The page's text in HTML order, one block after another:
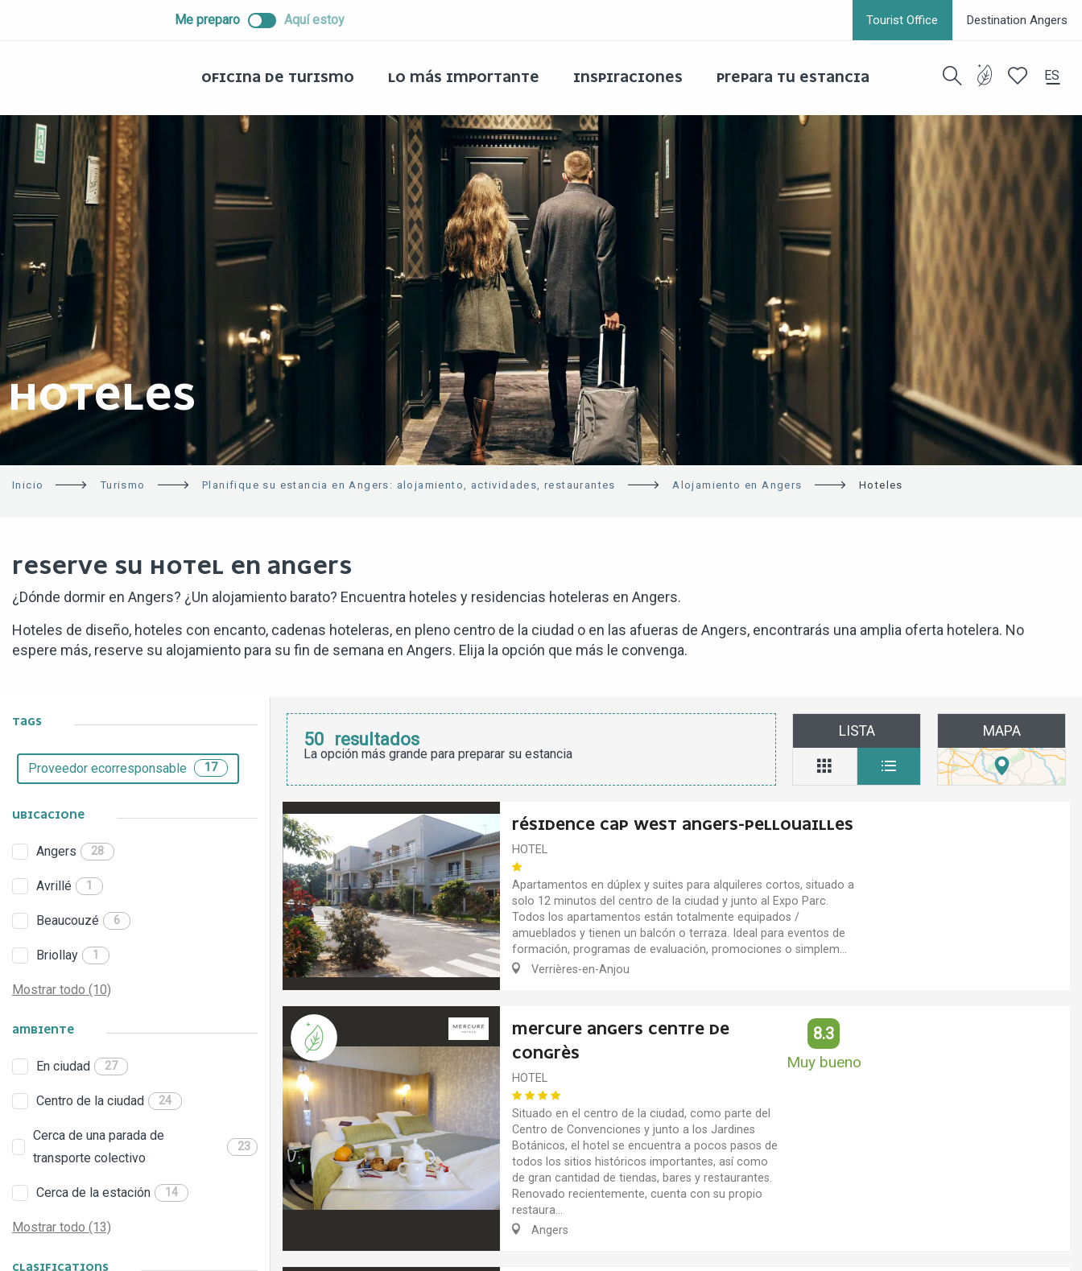
ES
Me preparo Aquí estoy Tourist Office Destination Angers
OFICINA DE TURISMO LO MÁS IMPORTANTE INSPIRACIONES PREPARA TU ESTANCIA
HOTELES
Inicio Turismo Planifique su estancia en Angers: alojamiento, actividades, restaurantes Alojamiento en Angers Hoteles
RESERVE SU HOTEL EN ANGERS
¿Dónde dormir en Angers? ¿Un alojamiento barato? Encuentra hoteles y residencias hoteleras en Angers.
Hoteles de diseño, hoteles con encanto, cadenas hoteleras, en pleno centro de la ciudad o en las afueras de Angers, encontrarás una amplia oferta hotelera. No
espere más, reserve su alojamiento para su fin de semana en Angers. Elija la opción que más le convenga.
TAGS
Proveedor ecorresponsable 17
UBICACIONE
Angers 28
Avrillé 1
Beaucouzé 6
Briollay 1
Mostrar todo (10)
AMBIENTE
En ciudad 27
Centro de la ciudad 24
Cerca de una parada de
transporte colectivo
23
Cerca de la estación 14
Mostrar todo (13)
CLASIFICATIONS
50 resultados
La opción más grande para preparar su estancia
LISTA MAPA
RÉSIDENCE CAP WEST ANGERS-PELLOUAILLES
HOTEL
Apartamentos en dúplex y suites para alquileres cortos, situado a
solo 12 minutos del centro de la ciudad y junto al Expo Parc.
Todos los apartamentos están totalmente equipados /
amueblados y tienen un balcón o terraza. Ideal para eventos de
formación, programas de evaluación, promociones o simplem...
Verrières-en-Anjou
MERCURE ANGERS CENTRE DE
CONGRÈS
HOTEL
Situado en el centro de la ciudad, como parte del
Centro de Convenciones y junto a los Jardines
Botánicos, el hotel se encuentra a pocos pasos de
todos los sitios históricos importantes, así como
de gran cantidad de tiendas, bares y restaurantes.
Renovado recientemente, cuenta con su propio
restaura...
Angers
8.3
Muy bueno